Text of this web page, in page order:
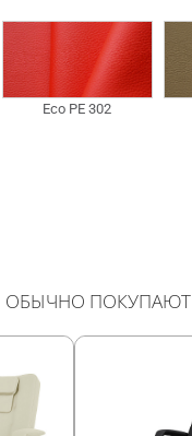
ОБЫЧНО ПОКУПАЮТ